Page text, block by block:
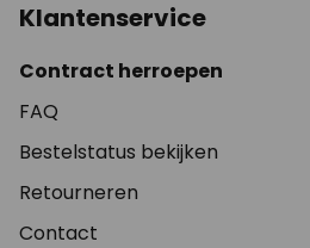
Klantenservice
Contract herroepen
FAQ
Bestelstatus bekijken
Retourneren
Contact